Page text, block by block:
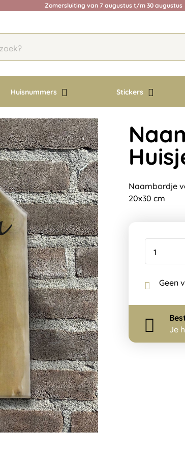
Zomersluiting van 7 augustus t/m 30 augustus
Huisnummers Stickers
Naambordje
20x30 cm
Geen
Je